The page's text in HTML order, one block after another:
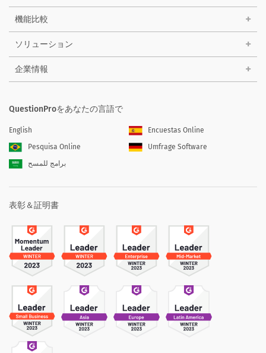
機能比較
ソリューション
企業情報
QuestionProをあなたの言語で
English
Encuestas Online
Pesquisa Online
Umfrage Software
برامج للمسح
表彰＆証明書